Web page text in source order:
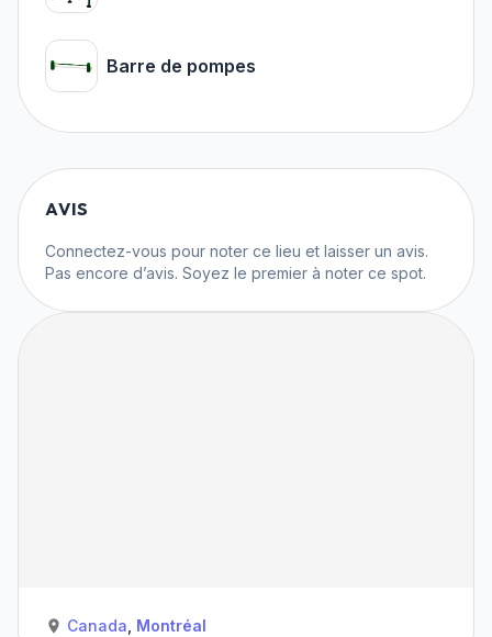
Barre de pompes
AVIS
Connectez-vous pour noter ce lieu et laisser un avis.
Pas encore d’avis. Soyez le premier à noter ce spot.
Canada Montréal